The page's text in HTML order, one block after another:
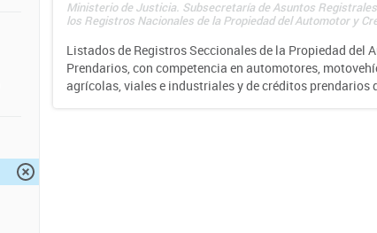
Ministerio de Justicia. Subsecretaría de Asuntos
los Registros Nacionales de la Propiedad del Automotor y
Listados de Registros Seccionales de la Propiedad del
Prendarios, con competencia en automotores,
agrícolas, viales e industriales y de créditos prendarios